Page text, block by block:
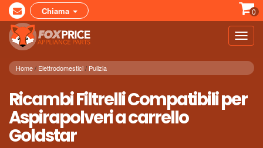
Chiama 0
Home Elettrodomestici Pulizia
Ricambi Filtrelli Compatibili per
Aspirapolveri a carrello
Goldstar